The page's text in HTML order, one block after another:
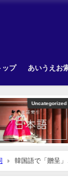
ップ あいうえお
韓国語で「贈呈